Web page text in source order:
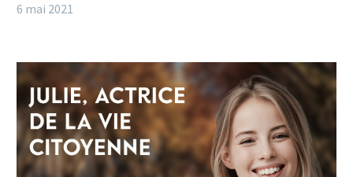
6 mai 2021